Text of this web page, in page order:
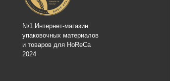
№1 Интернет-магазин
упаковочных материалов
и товаров для HoReCa
2024